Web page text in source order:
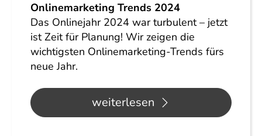
Onlinemarketing Trends 2024
Das Onlinejahr 2024 war turbulent – jetzt
ist Zeit für Planung! Wir zeigen die
wichtigsten Onlinemarketing-Trends fürs
neue Jahr.
weiterlesen